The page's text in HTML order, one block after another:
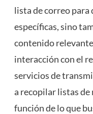
lista de correo para
específicas, sino
contenido
interacción con el
servicios de
a recopilar listas
función de lo que